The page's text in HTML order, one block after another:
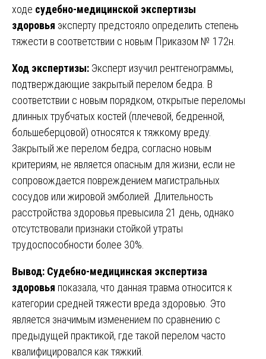
ходе судебно-медицинской экспертизы
здоровья эксперту предстояло определить степень
тяжести в соответствии с новым Приказом № 172н.
Ход экспертизы: Эксперт изучил рентгенограммы,
подтверждающие закрытый перелом бедра. В
соответствии с новым порядком, открытые переломы
длинных трубчатых костей (плечевой, бедренной,
большеберцовой) относятся к тяжкому вреду.
Закрытый же перелом бедра, согласно новым
критериям, не является опасным для жизни, если не
сопровождается повреждением магистральных
сосудов или жировой эмболией. Длительность
расстройства здоровья превысила 21 день, однако
отсутствовали признаки стойкой утраты
трудоспособности более 30%.
Вывод: Судебно-медицинская экспертиза
здоровья показала, что данная травма относится к
категории средней тяжести вреда здоровью. Это
является значимым изменением по сравнению с
предыдущей практикой, где такой перелом часто
квалифицировался как тяжкий.